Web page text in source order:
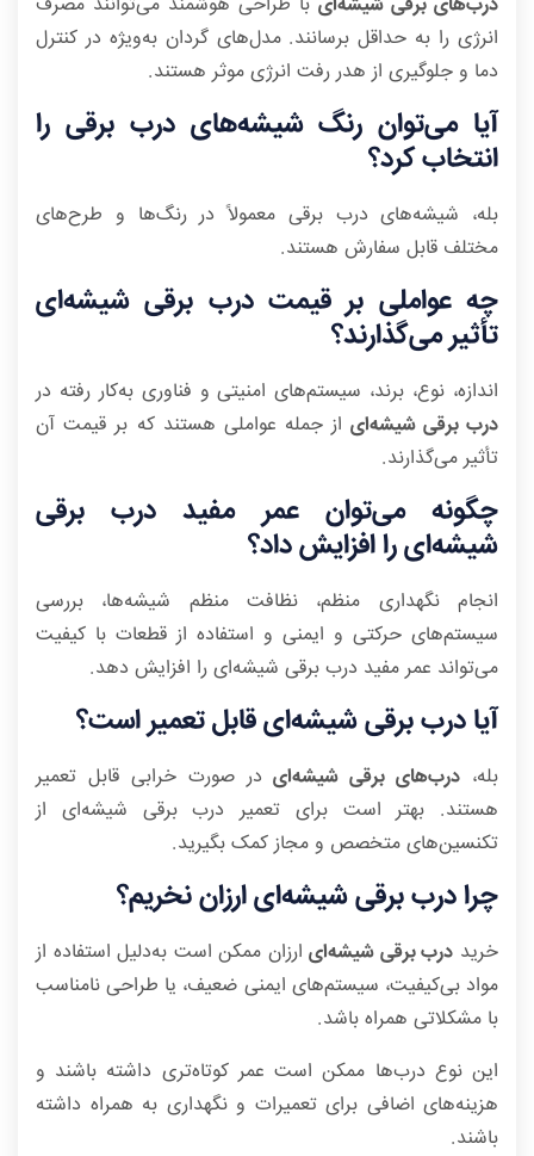
انرژی را به حداقل برسانند. مدل‌های گردان به‌ویژه در کنترل
دما و جلوگیری از هدر رفت انرژی موثر هستند.
آیا می‌توان رنگ شیشه‌های درب برقی را
انتخاب کرد؟
بله، شیشه‌های درب برقی معمولاً در رنگ‌ها و طرح‌های
مختلف قابل سفارش هستند.
چه عواملی بر قیمت درب برقی شیشه‌ای
تأثیر می‌گذارند؟
اندازه، نوع، برند، سیستم‌های امنیتی و فناوری به‌کار رفته در
درب برقی شیشه‌ای از جمله عواملی هستند که بر قیمت آن
تأثیر می‌گذارند.
چگونه می‌توان عمر مفید درب برقی
شیشه‌ای را افزایش داد؟
انجام نگهداری منظم، نظافت منظم شیشه‌ها، بررسی
سیستم‌های حرکتی و ایمنی و استفاده از قطعات با کیفیت
می‌تواند عمر مفید درب برقی شیشه‌ای را افزایش دهد.
آیا درب برقی شیشه‌ای قابل تعمیر است؟
بله، درب‌های برقی شیشه‌ایدر صورت خرابی قابل تعمیر
هستند. بهتر است برای تعمیر درب برقی شیشه‌ای از
تکنسین‌های متخصص و مجاز کمک بگیرید.
چرا درب برقی شیشه‌ای ارزان نخریم؟
خرید درب برقی شیشه‌ایارزان ممکن است به‌دلیل استفاده از
مواد بی‌کیفیت، سیستم‌های ایمنی ضعیف، یا طراحی نامناسب
با مشکلاتی همراه باشد.
این نوع درب‌ها ممکن است عمر کوتاه‌تری داشته باشند و
هزینه‌های اضافی برای تعمیرات و نگهداری به همراه داشته
باشند.